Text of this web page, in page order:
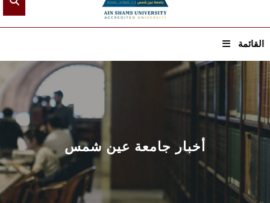
القائمة
الرئيسيـة
عن الجامعة
القطاعـات
الشئون الأكاديمية
أخبار جامعة عين شمس